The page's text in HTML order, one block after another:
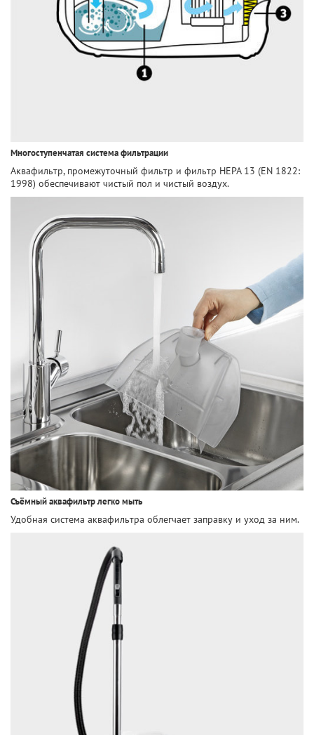
Многоступенчатая система фильтрации
Аквафильтр, промежуточный фильтр и фильтр HEPA 13 (EN 1822:
1998) обеспечивают чистый пол и чистый воздух.
Съёмный аквафильтр легко мыть
Удобная система аквафильтра облегчает заправку и уход за ним.